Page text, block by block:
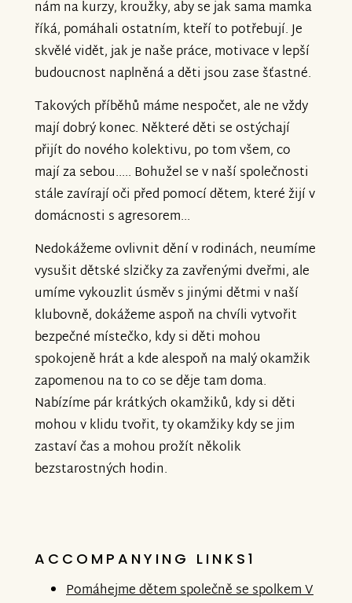
nám na kurzy, kroužky, aby se jak sama mamka
říká, pomáhali ostatním, kteří to potřebují. Je
skvělé vidět, jak je naše práce, motivace v lepší
budoucnost naplněná a děti jsou zase šťastné.
Takových příběhů máme nespočet, ale ne vždy
mají dobrý konec. Některé děti se ostýchají
přijít do nového kolektivu, po tom všem, co
mají za sebou..... Bohužel se v naší společnosti
stále zavírají oči před pomocí dětem, které žijí v
domácnosti s agresorem...
Nedokážeme ovlivnit dění v rodinách, neumíme
vysušit dětské slzičky za zavřenými dveřmi, ale
umíme vykouzlit úsměv s jinými dětmi v naší
klubovně, dokážeme aspoň na chvíli vytvořit
bezpečné místečko, kdy si děti mohou
spokojeně hrát a kde alespoň na malý okamžik
zapomenou na to co se děje tam doma.
Nabízíme pár krátkých okamžiků, kdy si děti
mohou v klidu tvořit, ty okamžiky kdy se jim
zastaví čas a mohou prožít několik
bezstarostných hodin.
ACCOMPANYING LINKS1
Pomáhejme dětem společně se spolkem V